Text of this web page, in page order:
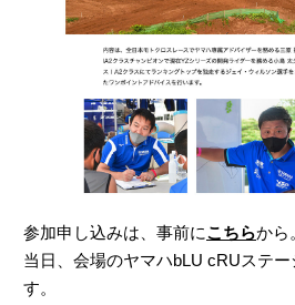
参加申し込みは、事前にこちらから
当日、会場のヤマハbLU cRUステ
す。